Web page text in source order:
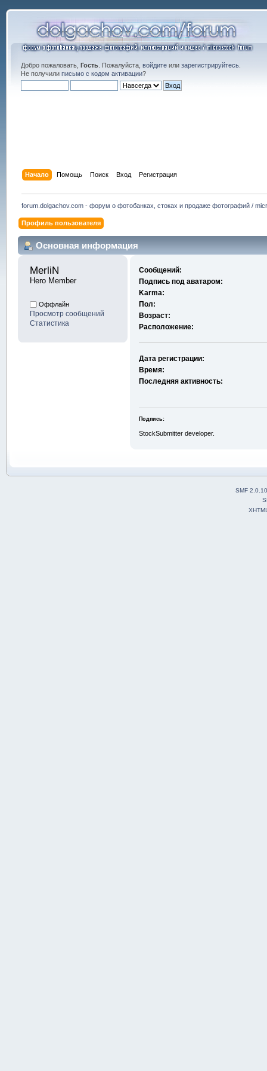
Добро пожаловать, Гость. Пожалуйста, войдитеили зарегистрируйтесь.
Не получили письмо с кодом активации?
Начало Помощь Поиск Вход Регистрация
forum.dolgachov.com - форум о фотобанках, стоках и продаже фотографий /
Профиль пользователя
Основная информация
MerliN
Hero Member
Оффлайн
Просмотр сообщений
Статистика
Сообщений:
Подпись под аватаром:
Karma:
Пол:
Возраст:
Расположение:
Дата регистрации:
Время:
Последняя активность:
Подпись:
StockSubmitter developer.
SMF